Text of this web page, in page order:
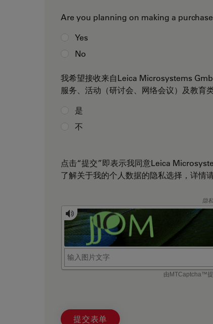
Are you planning on making a
Yes
No
我希望接收来自Leica Microsystems
服务、活动（研讨会、网络会议）及教育
是
不
点击“提交”即表示我同意Leica
了解关于我的个人数据的隐私选择，详情
提交表单